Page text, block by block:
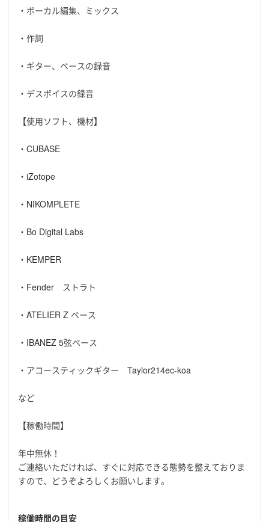
・ボーカル編集、ミックス
・作詞
・ギター、ベースの録音
・デスボイスの録音
【使用ソフト、機材】
・CUBASE
・iZotope
・NIKOMPLETE
・Bo Digital Labs
・KEMPER
・Fender ストラト
・ATELIER Z ベース
・IBANEZ 5弦ベース
・アコースティックギター Taylor214ec-koa
など
【稼働時間】
年中無休！
ご連絡いただければ、すぐに対応できる態勢を整えておりま
すので、どうぞよろしくお願いします。
稼働時間の目安